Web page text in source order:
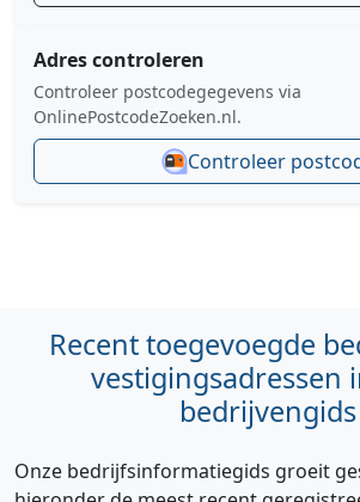
Adres controleren
Controleer postcodegegevens via
OnlinePostcodeZoeken.nl.
Controleer
Recent toegevoegde
vestigingsadressen
bedrijvengids
Onze bedrijfsinformatiegids groeit